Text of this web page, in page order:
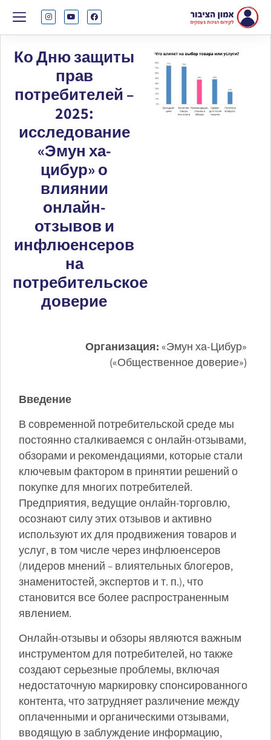
Ко Дню защиты
прав
потребителей –
2025:
исследование
«Эмун ха-
цибур» о
влиянии
онлайн-
отзывов и
инфлюенсеров
на
потребительское
доверие
Организация: «Эмун ха-Цибур»
(«Общественное доверие»)
Введение
В современной потребительской среде мы
постоянно сталкиваемся с онлайн-отзывами,
обзорами и рекомендациями, которые стали
ключевым фактором в принятии решений о
покупке для многих потребителей.
Предприятия, ведущие онлайн-торговлю,
осознают силу этих отзывов и активно
используют их для продвижения товаров и
услуг, в том числе через инфлюенсеров
(лидеров мнений – влиятельных блогеров,
знаменитостей, экспертов и т. п.), что
становится все более распространенным
явлением.
Онлайн-отзывы и обзоры являются важным
инструментом для потребителей, но также
создают серьезные проблемы, включая
недостаточную маркировку спонсированного
контента, что затрудняет различение между
оплаченными и органическими отзывами,
вводящую в заблуждение информацию,